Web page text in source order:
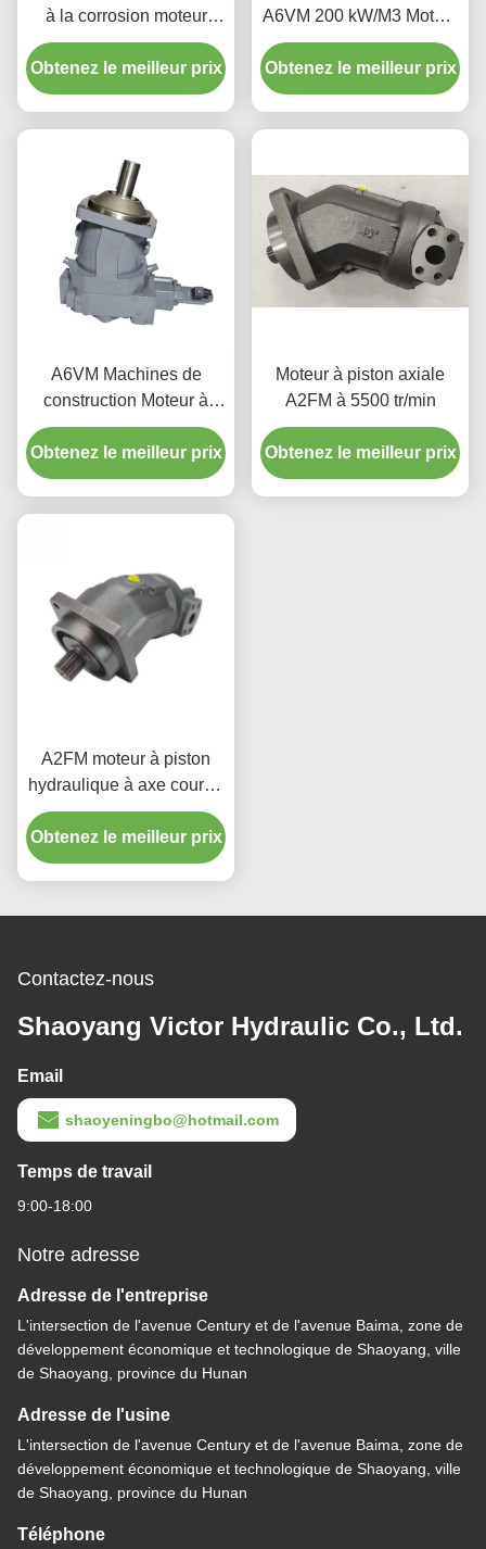
à la corrosion moteur
axiale A6VE 160 cc/rev
Obtenez le meilleur prix
A6VM 200 kW/M3 Moteur
hydraulique axial pour
machines de construction
Obtenez le meilleur prix
A6VM Machines de
construction Moteur à
piston haute pression
pour utilisation lourde
Obtenez le meilleur prix
Moteur à piston axiale
A2FM à 5500 tr/min
Obtenez le meilleur prix
A2FM moteur à piston
hydraulique à axe courbé
pour grues mobiles
Obtenez le meilleur prix
Contactez-nous
Shaoyang Victor Hydraulic Co., Ltd.
Email
shaoyeningbo@hotmail.com
Temps de travail
9:00-18:00
Notre adresse
Adresse de l'entreprise
L'intersection de l'avenue Century et de l'avenue Baima, zone de
développement économique et technologique de Shaoyang, ville
de Shaoyang, province du Hunan
Adresse de l'usine
L'intersection de l'avenue Century et de l'avenue Baima, zone de
développement économique et technologique de Shaoyang, ville
de Shaoyang, province du Hunan
Téléphone